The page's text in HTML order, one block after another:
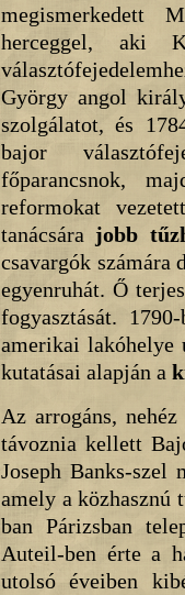
megismerkedett
herceggel, aki
György angol
szolgálatot, és
bajor
főparancsnok,
reformokat
tanácsára jobb
csavargók számára
egyenruhát. Ő
fogyasztását.
amerikai
kutatásai alapján a
Az arrogáns,
távoznia kellett
Joseph Banks-
amely a közhasznú
ban Párizsban
Auteil-ben érte a
utolsó éveiben